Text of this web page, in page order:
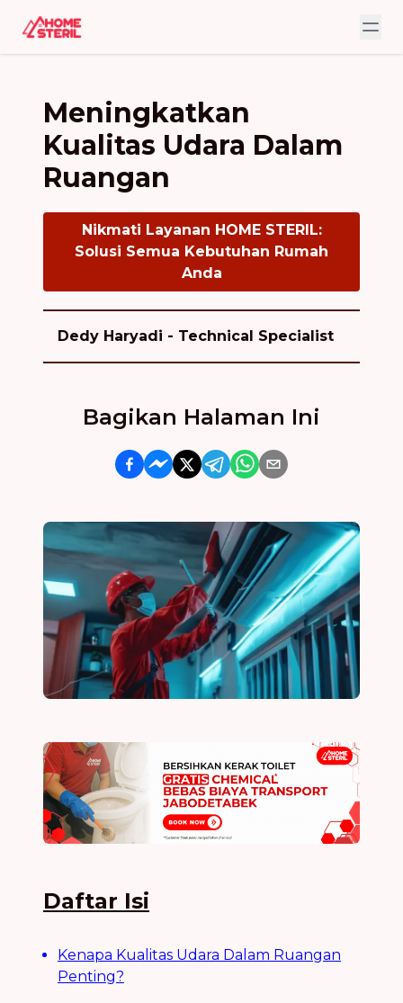
Meningkatkan
Kualitas Udara Dalam
Ruangan
Nikmati Layanan HOME STERIL:
Solusi Semua Kebutuhan Rumah
Anda
Dedy Haryadi - Technical Specialist
Bagikan Halaman Ini
Daftar Isi
Kenapa Kualitas Udara Dalam Ruangan
Penting?